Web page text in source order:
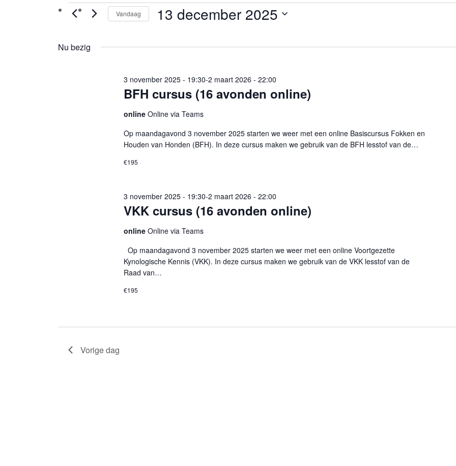
Evenementen
december
Vandaag 13 december 2025
Nu bezig
BFH cursus (16 avonden online)
3 november 2025 - 19:30-2 maart 2026 - 22:00
onlineOnline via Teams
Op maandagavond 3 november 2025 starten we weer met een online Basiscursus Fokken en
Houden van Honden (BFH). In deze cursus maken we gebruik van de BFH lesstof van de…
€195
VKK cursus (16 avonden online)
3 november 2025 - 19:30-2 maart 2026 - 22:00
onlineOnline via Teams
Op maandagavond 3 november 2025 starten we weer met een online Voortgezette
Kynologische Kennis (VKK). In deze cursus maken we gebruik van de VKK lesstof van de
Raad van…
€195
Vorige dag